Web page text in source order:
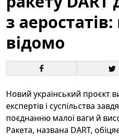
з
відомо
Новий український проєкт
експертів і суспільства
поєднанню малої ваги й
Ракета, названа DART,